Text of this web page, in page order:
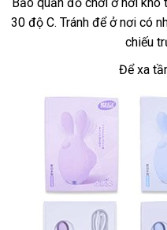
30 độ Camazon
. Tránh đặt
để ở nơi có
chiếu
Để xa